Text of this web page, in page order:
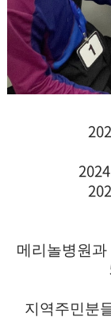
메리놀병원
지역주민분